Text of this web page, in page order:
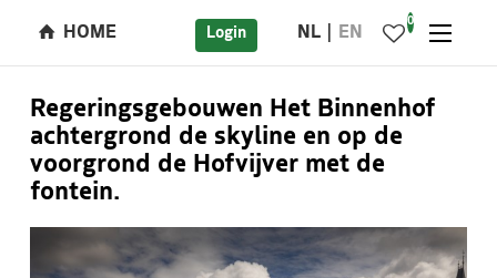
HOME Login NL EN
0
Regeringsgebouwen Het Binnenhof
achtergrond de skyline en op de
voorgrond de Hofvijver met de
fontein.